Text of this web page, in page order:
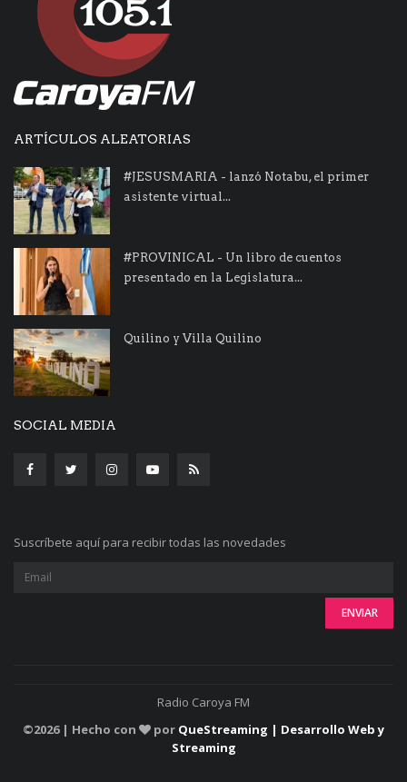
ARTÍCULOS ALEATORIAS
#JESUSMARIA - lanzó Notabu, el primer
asistente virtual...
#PROVINICAL - Un libro de cuentos
presentado en la Legislatura...
Quilino y Villa Quilino
SOCIAL MEDIA
Suscríbete aquí para recibir todas las novedades
Radio Caroya FM
©2026 | Hecho con por QueStreaming | Desarrollo Web y
Streaming